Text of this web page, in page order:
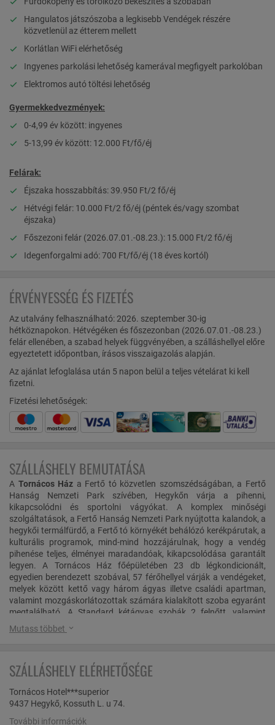
Hangulatos játszószoba a legkisebb Vendégek részére
közvetlenül az étterem mellett
Korlátlan WiFi elérhetőség
Ingyenes parkolási lehetőség kamerával megfigyelt parkolóban
Elektromos autó töltési lehetőség
Gyermekkedvezmények:
0-4,99 év között: ingyenes
5-13,99 év között: 12.000 Ft/fő/éj
Felárak:
Éjszaka hosszabbítás: 39.950 Ft/2 fő/éj
Hétvégi felár: 10.000 Ft/2 fő/éj (péntek és/vagy szombat
éjszaka)
Főszezoni felár (2026.07.01.-08.23.): 15.000 Ft/2 fő/éj
Idegenforgalmi adó: 700 Ft/fő/éj (18 éves kortól)
ÉRVÉNYESSÉG ÉS FIZETÉS
Az utalvány felhasználható: 2026. szeptember 30-ig
hétköznapokon. Hétvégéken és főszezonban (2026.07.01.-08.23.)
felár ellenében, a szabad helyek függvényében, a szálláshellyel előre
egyeztetett időpontban, írásos visszaigazolás alapján.
Az ajánlat lefoglalása után 5 napon belül a teljes vételárat ki kell
fizetni.
Fizetési lehetőségek:
SZÁLLÁSHELY BEMUTATÁSA
A Tornácos Ház a Fertő tó közvetlen szomszédságában, a Fertő
Hanság Nemzeti Park szívében, Hegykőn várja a pihenni,
kikapcsolódni és sportolni vágyókat. A komplex minőségi
szolgáltatások, a Fertő Hanság Nemzeti Park nyújtotta kalandok, a
hegykői termálfürdő, a Fertő tó környékét behálózó kerékpárutak, a
kulturális programok, mind-mind hozzájárulnak, hogy a vendég
pihenése teljes, élményei maradandóak, kikapcsolódása garantált
legyen. A Tornácos Ház főépületében 23 db légkondicionált,
egyedien berendezett szobával, 57 férőhellyel várják a vendégeket,
melyek között kettő vagy három ágyas illetve családi apartman,
valamint mozgáskorlátozottak számára kialakított szoba egyaránt
megtalálható. A Standard kétágyas szobák 2 felnőtt, valamint
pótágyon gyermek elhelyezésére alkalmasak. A szobákban TV,
hűtőszekrény, széf, légkondicionáló, WI-FI internetkapcsolat
világos színek dominálnak, megteremtve ezzel a tökéletes
hangulatvilágítás, liliomvirág motívumok, bézs textilanyagok és a
madárcsicsergés garantálja a vidéki élményeket.
Mutass többet
SZÁLLÁSHELY ELÉRHETŐSÉGE
Tornácos Hotel***superior
9437 Hegykő, Kossuth L. u 74.
További információk